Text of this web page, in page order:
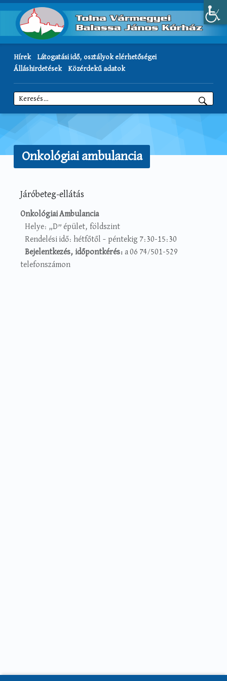
Hírek
Látogatási idő, osztályok elérhetőségei
Álláshirdetések
Közérdekű adatok
Keresés:
Onkológiai ambulancia
Járóbeteg-ellátás
Onkológiai Ambulancia
Helye: „D” épület, földszint
Rendelési idő: hétfőtől – péntekig 7:30-15:30
Bejelentkezés, időpontkérés: a 06 74/501-529
telefonszámon